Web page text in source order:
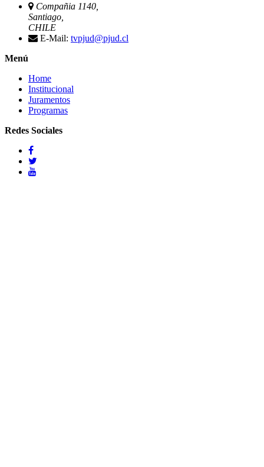
Compañia 1140,
Santiago,
CHILE
E-Mail: tvpjud@pjud.cl
Menú
Home
Institucional
Juramentos
Programas
Redes Sociales